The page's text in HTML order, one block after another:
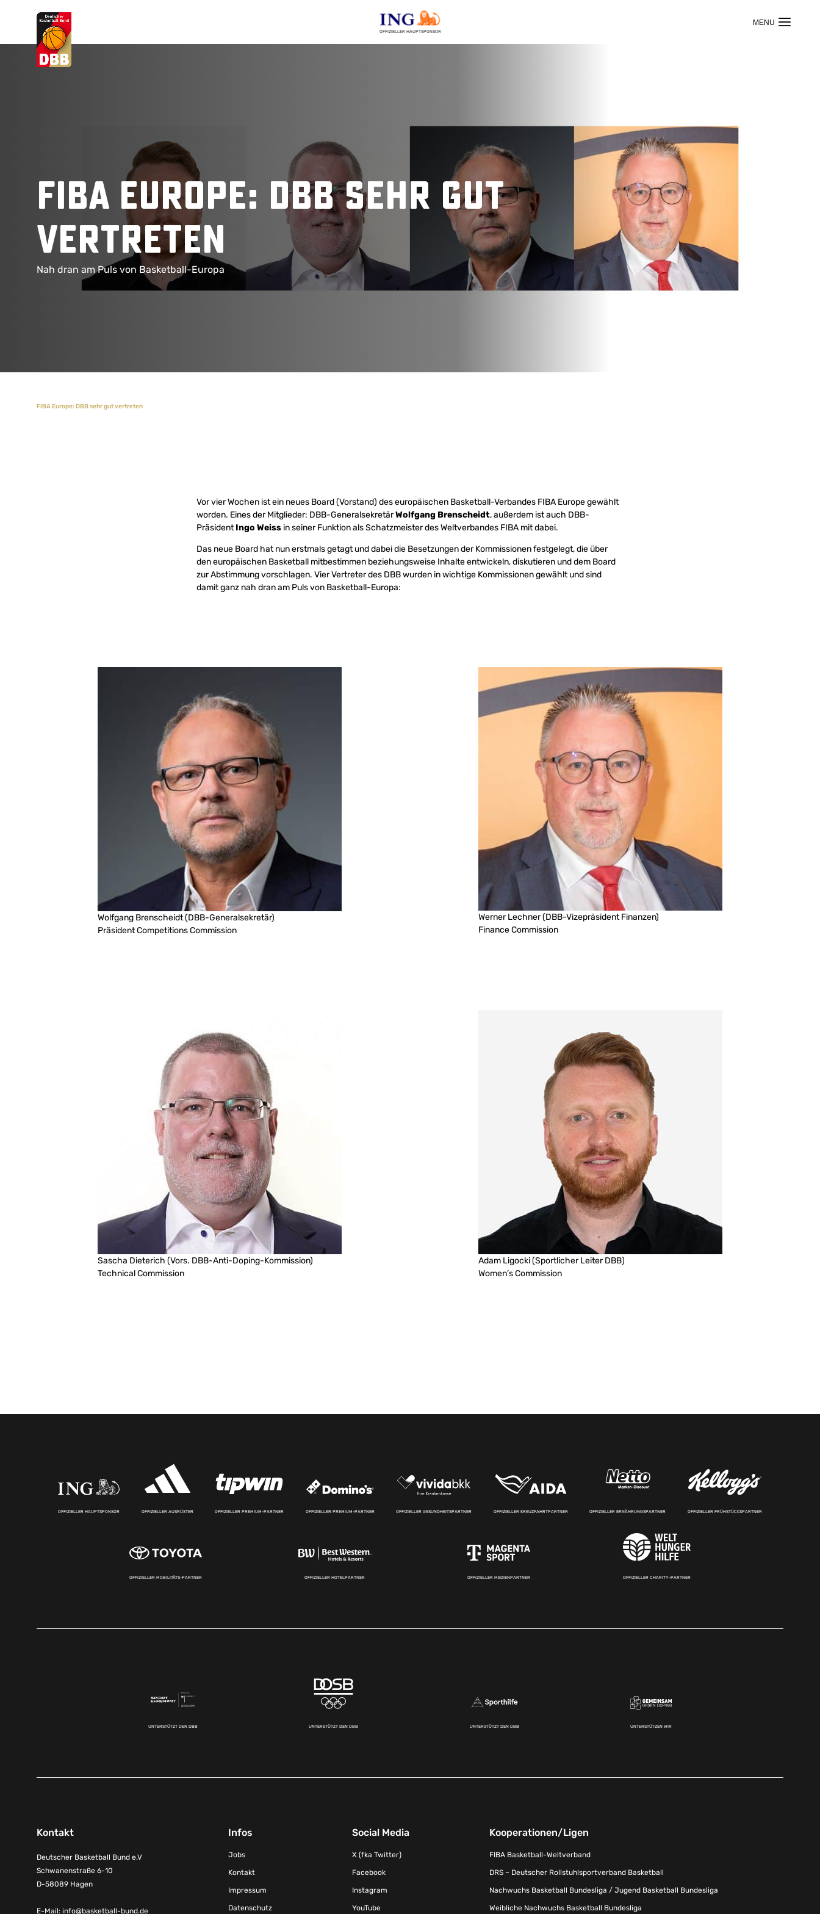
OFFIZIELLER HAUPTSPONSOR
Suchvorschläge
FIBA Europe: DBB sehr gut
vertreten
Nah dran am Puls von Basketball-Europa
FIBA Europe: DBB sehr gut vertreten
Vor vier Wochen ist ein neues Board (Vorstand) des europäischen Basketball-Verbandes FIBA Europe gewählt
worden. Eines der Mitglieder: DBB-GeneralsekretärWolfgang Brenscheidt, außerdem ist auch DBB-
PräsidentIngo Weiss in seiner Funktion als Schatzmeister des Weltverbandes FIBA mit dabei.
Das neue Board hat nun erstmals getagt und dabei die Besetzungen der Kommissionen festgelegt, die über
den europäischen Basketball mitbestimmen beziehungsweise Inhalte entwickeln, diskutieren und dem Board
zur Abstimmung vorschlagen. Vier Vertreter des DBB wurden in wichtige Kommissionen gewählt und sind
damit ganz nah dran am Puls von Basketball-Europa:
Wolfgang Brenscheidt(DBB-Generalsekretär)
Präsident Competitions Commission
Werner Lechner(DBB-Vizepräsident Finanzen)
Finance Commission
Sascha Dieterich (Vors. DBB-Anti-Doping-Kommission)
Technical Commission
Adam Ligocki(Sportlicher Leiter DBB)
Women’s Commission
OFFIZIELLER HAUPTSPONSOR OFFIZIELLER AUSRÜSTER OFFIZIELLER PREMIUM-PARTNER OFFIZIELLER PREMIUM-PARTNER OFFIZIELLER GESUNDHEITSPARTNER OFFIZIELLER KREUZFAHRTPARTNER OFFIZIELLER ERNÄHRUNGSPARTNER OFFIZIELLER FRÜHSTÜCKSPARTNER
OFFIZIELLER MOBILITÄTS-PARTNER OFFIZIELLER HOTELPARTNER OFFIZIELLER MEDIENPARTNER OFFIZIELLER CHARITY-PARTNER
UNTERSTÜTZT DEN DBB UNTERSTÜTZT DEN DBB UNTERSTÜTZT DEN DBB UNTERSTÜTZEN WIR
Kontakt
Deutscher Basketball Bund e.V
Schwanenstraße 6-10
D-58089 Hagen
E-Mail: info@basketball-bund.de
Infos
Jobs
Kontakt
Impressum
Datenschutz
Social Media
X (fka Twitter)
Facebook
Instagram
YouTube
Kooperationen/Ligen
FIBA Basketball-Weltverband
DRS – Deutscher Rollstuhlsportverband Basketball
Nachwuchs Basketball Bundesliga / Jugend Basketball Bundesliga
Weibliche Nachwuchs Basketball Bundesliga